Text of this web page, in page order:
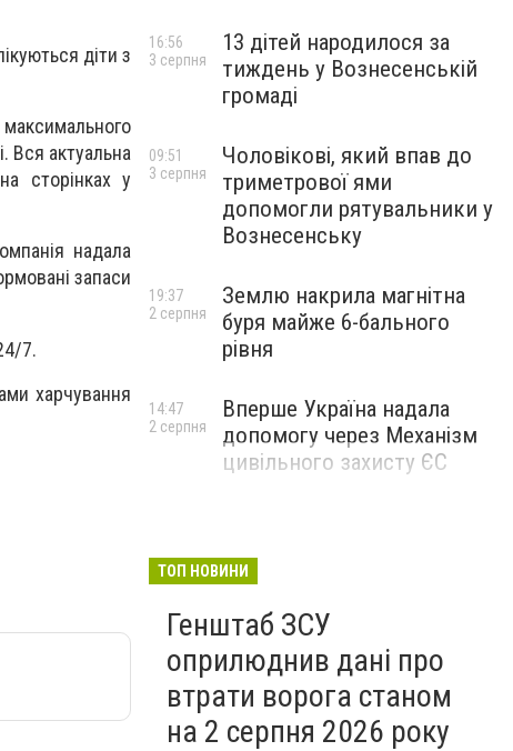
діти з
Вся актуальна
сторінках у
надала
запаси
7.
харчування
13 дітей народилося за
тиждень у Вознесенській
громаді
16:56
3 серпня
Чоловікові, який впав до
триметрової ями
допомогли рятувальники у
Вознесенську
09:51
3 серпня
Землю накрила магнітна
буря майже 6-бального
рівня
19:37
2 серпня
Вперше Україна надала
допомогу через Механізм
цивільного захисту ЄС
14:47
2 серпня
ТОП НОВИНИ
Генштаб ЗСУ
оприлюднив дані про
втрати ворога станом
на 2 серпня 2026 року